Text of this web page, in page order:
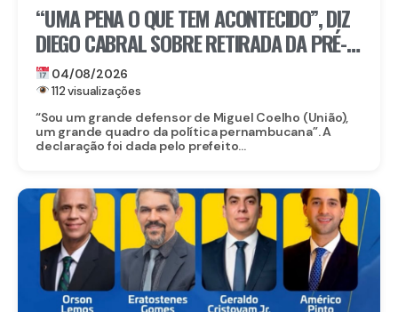
“UMA PENA O QUE TEM ACONTECIDO”, DIZ
DIEGO CABRAL SOBRE RETIRADA DA PRÉ-
CANDIDATURA DE MIGUEL COELHO AO
SENADO
04/08/2026
112 visualizações
“Sou um grande defensor de Miguel Coelho (União),
um grande quadro da política pernambucana”. A
declaração foi dada pelo prefeito...